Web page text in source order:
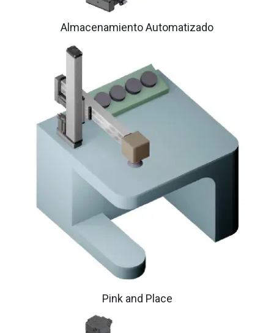
Almacenamiento Automatizado
Pink and Place